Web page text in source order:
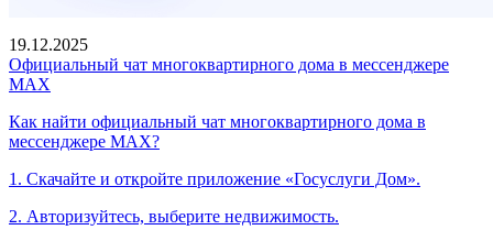
19.12.2025
Официальный чат многоквартирного дома в мессенджере
МАХ
Как найти официальный чат многоквартирного дома в
мессенджере МАХ?
1. Скачайте и откройте приложение «Госуслуги Дом».
2. Авторизуйтесь, выберите недвижимость.